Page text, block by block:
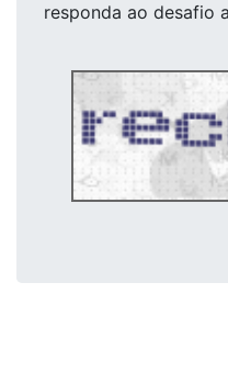
responda ao desafio